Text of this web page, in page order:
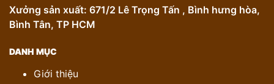
Xưởng sản xuất: 671/2 Lê Trọng Tấn , Bình hưng hòa,
Bình Tân, TP HCM
DANH MỤC
Giới thiệu